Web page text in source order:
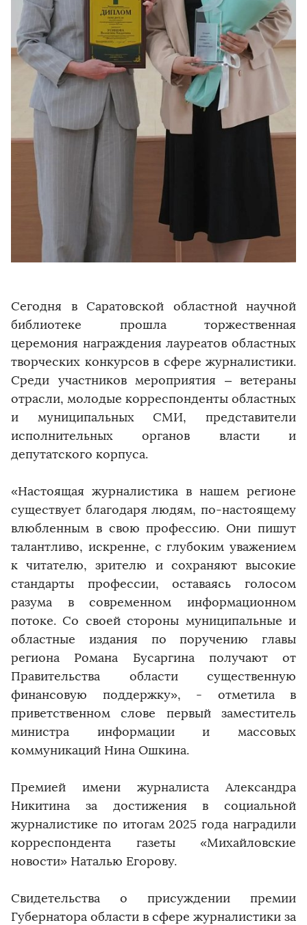
Сегодня в Саратовской областной научной
библиотеке прошла торжественная
церемония награждения лауреатов областных
творческих конкурсов в сфере журналистики.
Среди участников мероприятия – ветераны
отрасли, молодые корреспонденты областных
и муниципальных СМИ, представители
исполнительных органов власти и
депутатского корпуса.
«Настоящая журналистика в нашем регионе
существует благодаря людям, по-настоящему
влюбленным в свою профессию. Они пишут
талантливо, искренне, с глубоким уважением
к читателю, зрителю и сохраняют высокие
стандарты профессии, оставаясь голосом
разума в современном информационном
потоке. Со своей стороны муниципальные и
областные издания по поручению главы
региона Романа Бусаргина получают от
Правительства области существенную
финансовую поддержку», - отметила в
приветственном слове первый заместитель
министра информации и массовых
коммуникаций Нина Ошкина.
Премией имени журналиста Александра
Никитина за достижения в социальной
журналистике по итогам 2025 года наградили
корреспондента газеты «Михайловские
новости» Наталью Егорову.
Свидетельства о присуждении премии
Губернатора области в сфере журналистики за